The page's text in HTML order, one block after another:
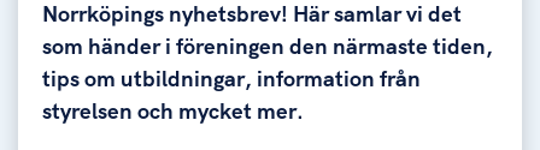
Norrköpings nyhetsbrev! Här samlar vi det
som händer i föreningen den närmaste tiden,
tips om utbildningar, information från
styrelsen och mycket mer.